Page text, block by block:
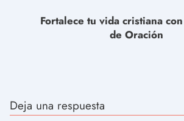
Fortalece tu vida cristiana
de Oración
Deja una respuesta